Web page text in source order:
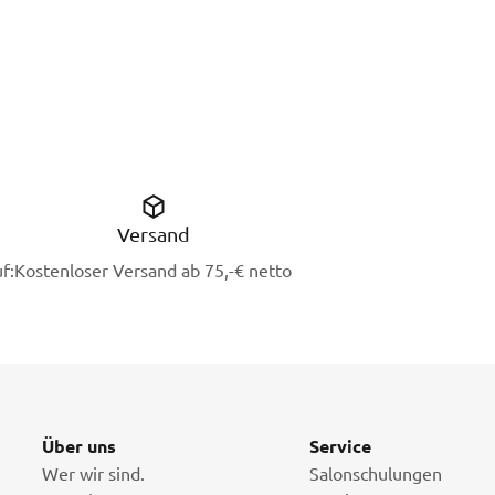
Versand
Kostenloser Versand ab 75,-€ netto
Über uns
Wer wir sind.
Service
Salonschulungen